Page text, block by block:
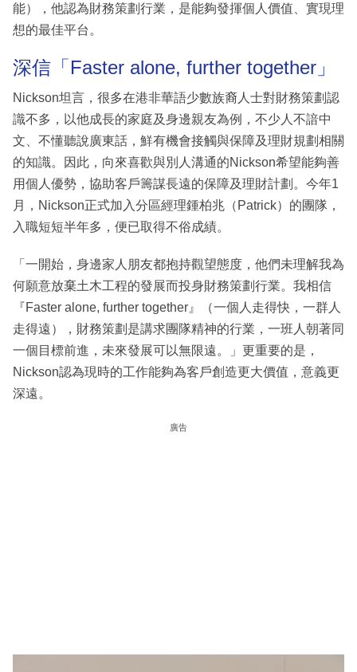
能），他認為財務策劃行業，是能夠發揮個人價值、實現理
想的最佳平台。
深信「Faster alone, further together」
Nickson坦言，很多在港非華語少數族裔人士對財務策劃認
識不多，以他成長的家庭及身邊親友為例，不少人不諳中
文、不懂聽說廣東話，鮮有機會接觸與保障及理財規劃相關
的知識。因此，向來喜歡與別人溝通的Nickson希望能夠善
用個人優勢，協助客戶籌謀長遠的保障及理財計劃。今年1
月，Nickson正式加入分區經理鍾柏兆（Patrick）的團隊，
入職短短半年多，便已取得不俗成績。
「一開始，身邊家人朋友都抱持觀望態度，他們未理解我為
何願意放棄土木工程的發展而投身財務策劃行業。我相信
『Faster alone, further together』（一個人走得快，一群人
走得遠），財務策劃是講求團隊精神的行業，一班人朝著同
一個目標前進，未來發展可以無限遠。」更重要的是，
Nickson認為現時的工作能夠為客戶創造更大價值，意義更
深遠。
廣告